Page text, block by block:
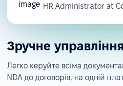
HR Administrator at
Зручне
Легко керуйте всіма
NDA до договорів, на одній